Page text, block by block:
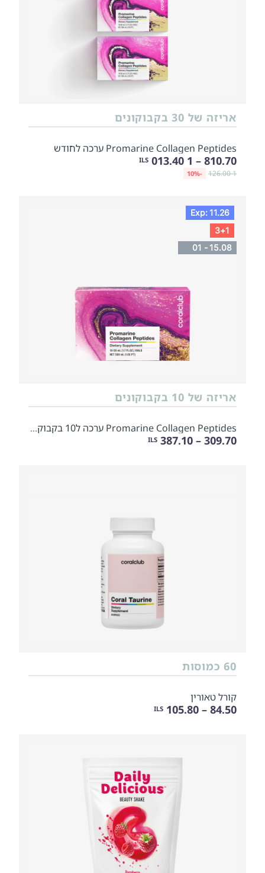
אריזה של 30 בקבוקונים
Promarine Collagen Peptides ערכה לחודש
810.70 – 1 013.40
ILS
1 126.00
-10%
Exp: 11.26
3+1
01 - 15.08
אריזה של 10 בקבוקונים
Promarine Collagen Peptides ערכה ל10 בקבוקונים
309.70 – 387.10
ILS
60 כמוסות
קורל טאורין
84.50 – 105.80
ILS